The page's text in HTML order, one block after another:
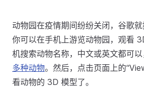
动物园在疫情期间纷纷关闭，谷歌
你可以在手机上游览动物园，观看
机搜索动物名称，中文或英文都可
多种动物。然后，点击页面上的
看动物的 3D 模型了。